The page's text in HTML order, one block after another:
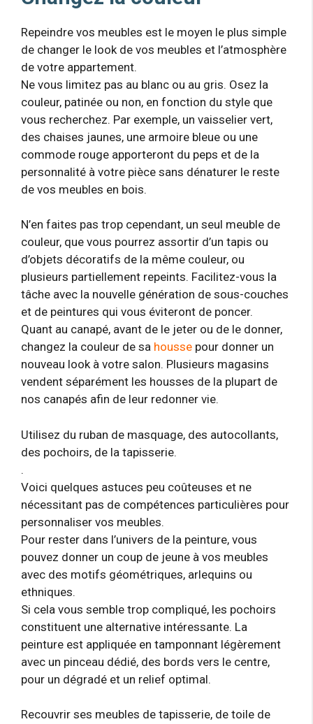
Repeindre vos meubles est le moyen le plus simple
de changer le look de vos meubles et l’atmosphère
de votre appartement.
Ne vous limitez pas au blanc ou au gris. Osez la
couleur, patinée ou non, en fonction du style que
vous recherchez. Par exemple, un vaisselier vert,
des chaises jaunes, une armoire bleue ou une
commode rouge apporteront du peps et de la
personnalité à votre pièce sans dénaturer le reste
de vos meubles en bois.
N’en faites pas trop cependant, un seul meuble de
couleur, que vous pourrez assortir d’un tapis ou
d’objets décoratifs de la même couleur, ou
plusieurs partiellement repeints. Facilitez-vous la
tâche avec la nouvelle génération de sous-couches
et de peintures qui vous éviteront de poncer.
Quant au canapé, avant de le jeter ou de le donner,
changez la couleur de sa housse pour donner un
nouveau look à votre salon. Plusieurs magasins
vendent séparément les housses de la plupart de
nos canapés afin de leur redonner vie.
Utilisez du ruban de masquage, des autocollants,
des pochoirs, de la tapisserie.
.
Voici quelques astuces peu coûteuses et ne
nécessitant pas de compétences particulières pour
personnaliser vos meubles.
Pour rester dans l’univers de la peinture, vous
pouvez donner un coup de jeune à vos meubles
avec des motifs géométriques, arlequins ou
ethniques.
Si cela vous semble trop compliqué, les pochoirs
constituent une alternative intéressante. La
peinture est appliquée en tamponnant légèrement
avec un pinceau dédié, des bords vers le centre,
pour un dégradé et un relief optimal.
Recouvrir ses meubles de tapisserie, de toile de